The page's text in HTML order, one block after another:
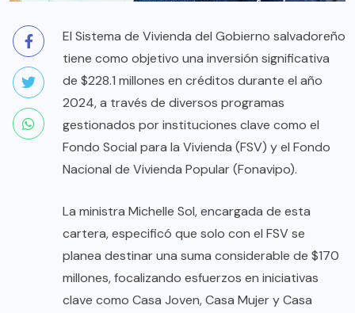
El Sistema de Vivienda del Gobierno salvadoreño
tiene como objetivo una inversión significativa
de $228.1 millones en créditos durante el año
2024, a través de diversos programas
gestionados por instituciones clave como el
Fondo Social para la Vivienda (FSV) y el Fondo
Nacional de Vivienda Popular (Fonavipo).
La ministra Michelle Sol, encargada de esta
cartera, especificó que solo con el FSV se
planea destinar una suma considerable de $170
millones, focalizando esfuerzos en iniciativas
clave como Casa Joven, Casa Mujer y Casa